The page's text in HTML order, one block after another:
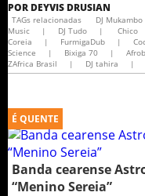
POR DEYVIS DRUSIAN
TAGs relacionadas DJ Mukambo
Music
| DJ Tudo |
Chico
Coreia
| FurmigaDub |
Science
| Bixiga 70 |
ZAfrica Brasil
| DJ tahira |
É QUENTE
Banda cearense
“Menino Sereia”